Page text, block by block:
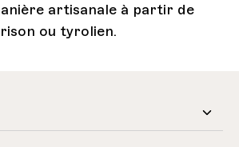
artisanale à partir de
ou tyrolien.